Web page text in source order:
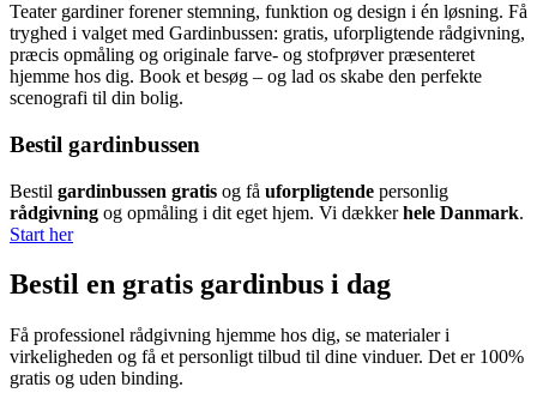
Teater gardiner forener stemning, funktion og design i én løsning. Få
tryghed i valget med Gardinbussen: gratis, uforpligtende rådgivning,
præcis opmåling og originale farve- og stofprøver præsenteret
hjemme hos dig. Book et besøg – og lad os skabe den perfekte
scenografi til din bolig.
Bestil gardinbussen
Bestil gardinbussen gratis og få uforpligtende personlig
rådgivning og opmåling i dit eget hjem. Vi dækkerhele Danmark.
Start her
Bestil en gratis gardinbus i dag
Få professionel rådgivning hjemme hos dig, se materialer i
virkeligheden og få et personligt tilbud til dine vinduer. Det er 100%
gratis og uden binding.